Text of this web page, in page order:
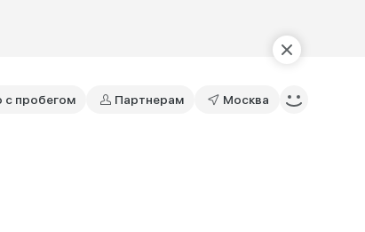
с пробегом Партнерам Москва